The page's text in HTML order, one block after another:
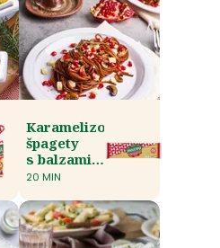
Karamelizované
špagety
s balzamikovým
octem
20 MIN